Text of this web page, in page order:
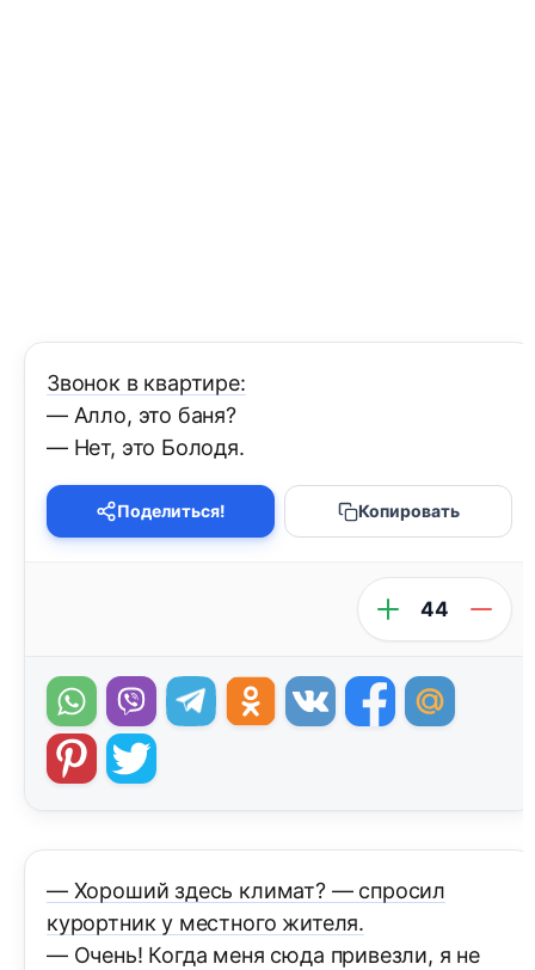
Звонок в квартире:
— Алло, это баня?
— Нет, это Болодя.
Поделиться! Копировать
44
— Хороший здесь климат? — спросил
курортник у местного жителя.
— Очень! Когда меня сюда привезли, я не